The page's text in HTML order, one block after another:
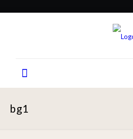
bg1